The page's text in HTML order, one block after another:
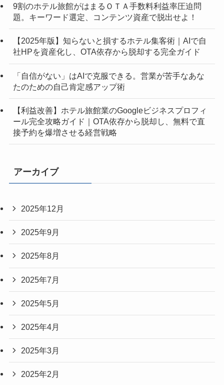
9割のホテル旅館がはまるＯＴＡ手数料利益率圧迫問
題。キーワード選定、コンテンツ資産で脱出せよ！
【2025年版】知らないと損するホテル集客術｜AIで自
社HPを資産化し、OTA依存から脱却する完全ガイド
「自信がない」はAIで克服できる。営業が苦手なあな
たのための自己肯定感アップ術
【利益改善】ホテル旅館業のGoogleビジネスプロフィ
ール完全攻略ガイド｜OTA依存から脱却し、無料で直
接予約を爆増させる経営戦略
アーカイブ
2025年12月
2025年9月
2025年8月
2025年7月
2025年5月
2025年4月
2025年3月
2025年2月